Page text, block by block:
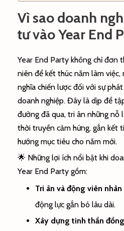
Vì sao doanh
tư vào Year End
Year End Party không chỉ đơn
niên để kết thúc năm làm việc,
nghĩa chiến lược đối với sự
doanh nghiệp. Đây là dịp để
đường đã qua, tri ân những nỗ
thời truyền cảm hứng, gắn kết
hướng mục tiêu cho năm mới.
🌟 Những lợi ích nổi bật khi
Year End Party gồm:
Tri ân và động viên nhân
động lực gắn bó lâu dài.
Xây dựng tinh thần